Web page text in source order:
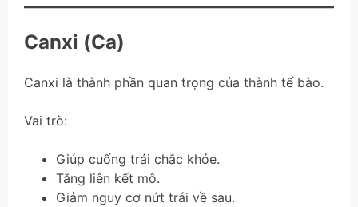
Canxi (Ca)
Canxi là thành phần quan trọng của thành tế bào.
Vai trò:
Giúp cuống trái chắc khỏe.
Tăng liên kết mô.
Giảm nguy cơ nứt trái về sau.